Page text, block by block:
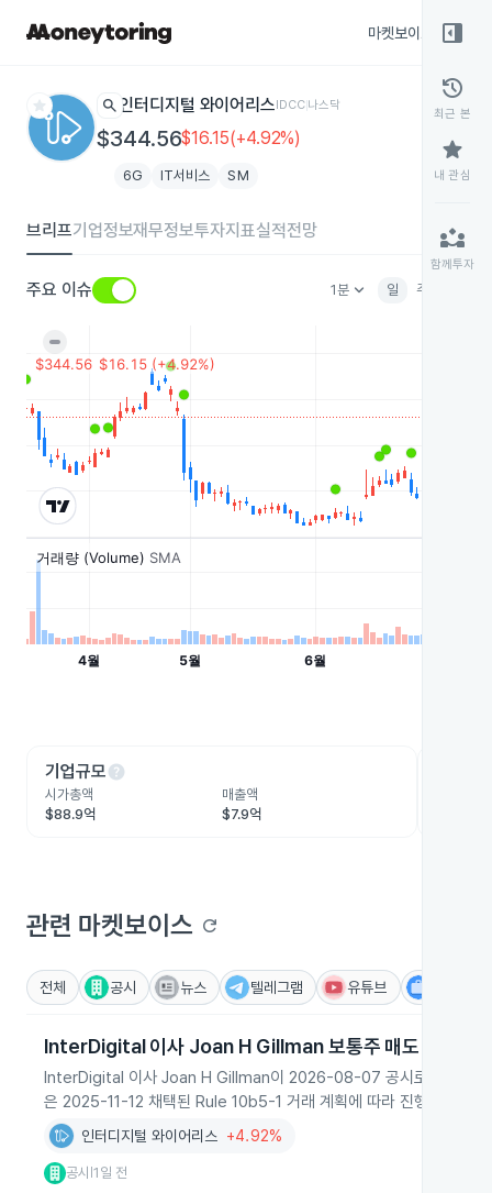
마켓보이스
star search 인터디지털 와이어리스IDCC나스닥
$344.56$16.15(+4.92%)
6G IT서비스 SM
브리프기업정보재무정보투자지표실적전망
주요 이슈 1분keyboard_arrow_down 일 주
기업규모help
시가총액
$88.9억
매출액
$7.9억
관련 마켓보이스 refresh
전체 공시 뉴스 텔레그램 유튜브
InterDigital 이사 Joan H Gillman 보통주 매도 계획
InterDigital 이사 Joan H Gillman이 2026-08-07 공시로 보유 보통
은 2025-11-12 채택된 Rule 10b5-1 거래 계획에 따라 진행된다고 공
인터디지털 와이어리스 +4.92%
공시 |1일 전
right_panel_open
history
최근 본
star
내 관심
partner_exchange
함께투자